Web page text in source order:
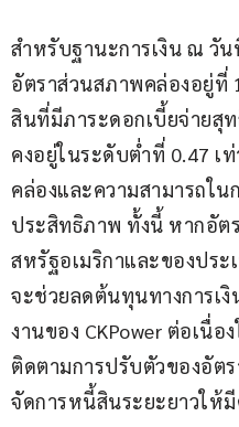
สำหรับฐานะการเงิน ณ วั
อัตราส่วนสภาพคล่องอยู่ที่
สินที่มีภาระดอกเบี้ยจ่ายสุ
คงอยู่ในระดับต่ำที่ 0.47 เ
คล่องและความสามารถใน
ประสิทธิภาพ ทั้งนี้ หากอัต
สหรัฐอเมริกาและของปร
จะช่วยลดต้นทุนทางการเ
งานของ CKPower ต่อเนื่
ติดตามการปรับตัวของอัต
จัดการหนี้สินระยะยาวให้